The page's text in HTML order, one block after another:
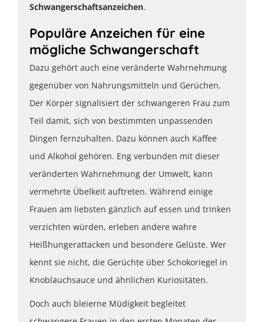
Schwangerschaftsanzeichen.
Populäre Anzeichen für eine
mögliche Schwangerschaft
Dazu gehört auch eine veränderte Wahrnehmung
gegenüber von Nahrungsmitteln und Gerüchen.
Der Körper signalisiert der schwangeren Frau zum
Teil damit, sich von bestimmten unpassenden
Dingen fernzuhalten. Dazu können auch Kaffee
und Alkohol gehören. Eng verbunden mit dieser
veränderten Wahrnehmung der Umwelt, kann
vermehrte Übelkeit auftreten. Während einige
Frauen am liebsten gänzlich auf essen und trinken
verzichten würden, erleben andere wahre
Heißhungerattacken und besondere Gelüste. Wer
kennt sie nicht, die Gerüchte über Schokoriegel in
Knoblauchsauce und ähnlichen Kuriositäten.
Doch auch bleierne Müdigkeit begleitet